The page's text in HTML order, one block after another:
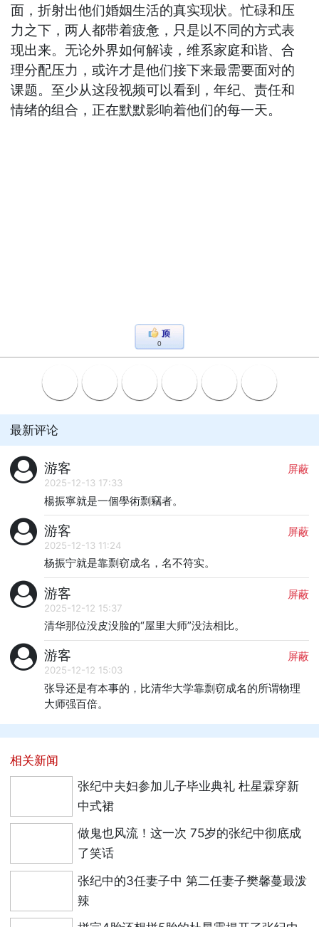
面，折射出他们婚姻生活的真实现状。忙碌和压
力之下，两人都带着疲惫，只是以不同的方式表
现出来。无论外界如何解读，维系家庭和谐、合
理分配压力，或许才是他们接下来最需要面对的
课题。至少从这段视频可以看到，年纪、责任和
情绪的组合，正在默默影响着他们的每一天。
0
最新评论
游客 屏蔽
2025-12-13 17:33
楊振寧就是一個學術剽竊者。
游客 屏蔽
2025-12-13 11:24
杨振宁就是靠剽窃成名，名不符实。
游客 屏蔽
2025-12-12 15:37
清华那位没皮没脸的“屋里大师”没法相比。
游客 屏蔽
2025-12-12 15:03
张导还是有本事的，比清华大学靠剽窃成名的所谓物理
大师强百倍。
相关新闻
张纪中夫妇参加儿子毕业典礼 杜星霖穿新
中式裙
做鬼也风流！这一次 75岁的张纪中彻底成
了笑话
张纪中的3任妻子中 第二任妻子樊馨蔓最泼
辣